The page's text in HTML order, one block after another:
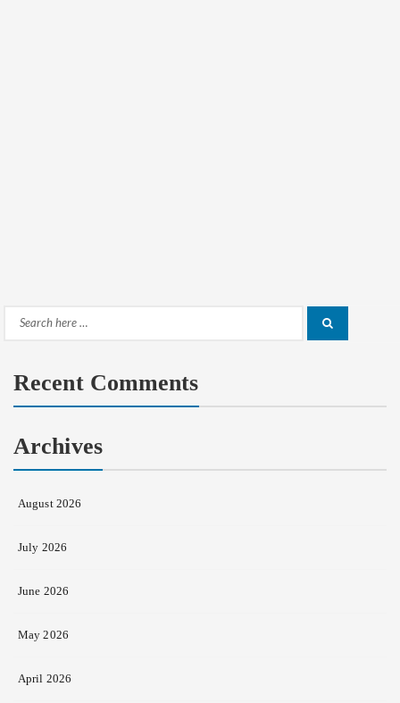
Search
Recent Comments
Archives
August 2026
July 2026
June 2026
May 2026
April 2026